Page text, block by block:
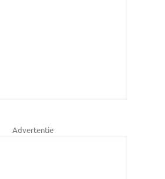
Advertentie